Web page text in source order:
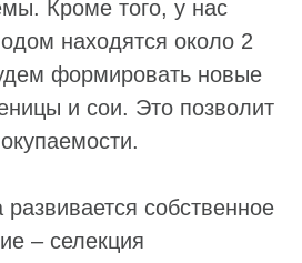
Кроме того, у нас
находятся около 2
формировать новые
и сои. Это позволит
собственное
– селекция